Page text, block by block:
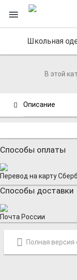
Школьная
В этой
Описание
Способы оплаты
Перевод на карту
Способы доставки
Почта России
Полная версия